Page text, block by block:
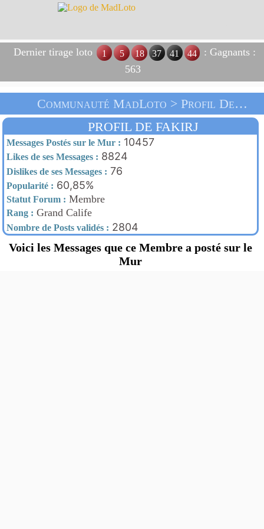
Dernier tirage loto 1 5 18 37 41 44
: Gagnants :
563
Communauté MadLoto > Profil De Fakirj > Accueil
PROFIL DE FAKIRJ
Messages Postés sur le Mur : 10457
Likes de ses Messages : 8824
Dislikes de ses Messages : 76
Popularité : 60,85%
Statut Forum : Membre
Rang : Grand Calife
Nombre de Posts validés : 2804
Voici les Messages que ce Membre a posté sur le
Mur